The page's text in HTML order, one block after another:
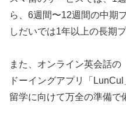
ら、6週間〜12週間の中期
しだいでは1年以上の長期
また、オンライン英会話の
ドーイングアプリ「
留学に向けて万全の準備で